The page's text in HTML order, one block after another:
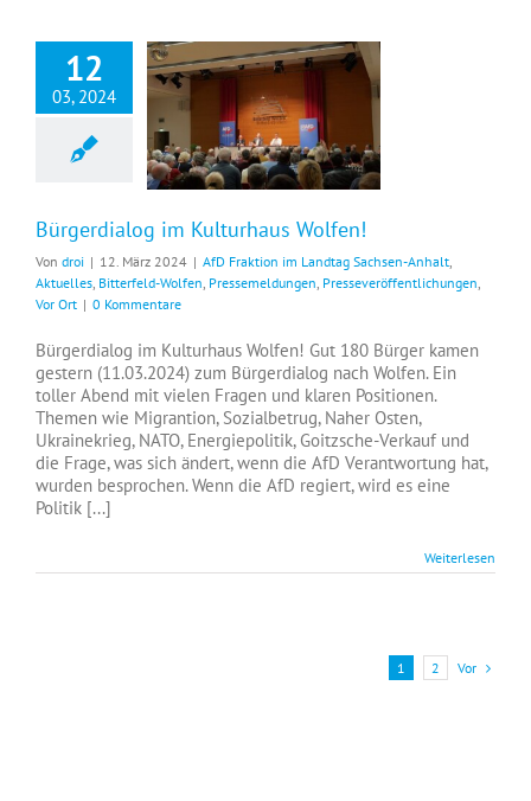
12
03, 2024
Bürgerdialog im Kulturhaus Wolfen!
Von droi | 12. März 2024 | AfD Fraktion im Landtag Sachsen-Anhalt
Aktuelles Bitterfeld-Wolfen Pressemeldungen Presseveröffentlichungen
Vor Ort | 0 Kommentare
Bürgerdialog im Kulturhaus Wolfen! Gut 180 Bürger kamen
gestern (11.03.2024) zum Bürgerdialog nach Wolfen. Ein
toller Abend mit vielen Fragen und klaren Positionen.
Themen wie Migrantion, Sozialbetrug, Naher Osten,
Ukrainekrieg, NATO, Energiepolitik, Goitzsche-Verkauf und
die Frage, was sich ändert, wenn die AfD Verantwortung hat,
wurden besprochen. Wenn die AfD regiert, wird es eine
Politik [...]
Weiterlesen
1 2 Vor